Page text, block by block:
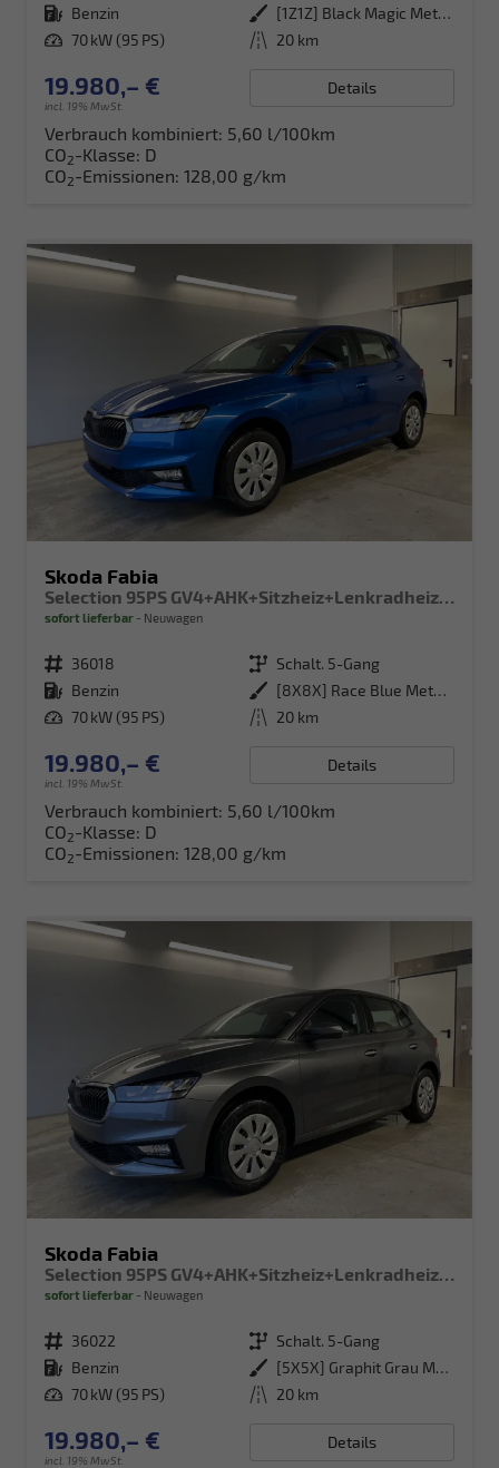
Kraftstoff Benzin Außenfarbe
[1Z1Z] Black Magic Metallic
Leistung 70 kW (95 PS) Kilometerstand 20 km
19.980,– €
incl. 19% MwSt.
Details
Verbrauch kombiniert: 5,60 l/100km
CO2-Klasse: D
CO2-Emissionen: 128,00 g/km
Skoda Fabia
Selection 95PS GV4+AHK+Sitzheiz+Lenkradheiz+Climatronic+Tempomat+PDC
sofort lieferbar Neuwagen
Fahrzeugnr. 36018 Getriebe Schalt. 5-Gang
Kraftstoff Benzin Außenfarbe
[8X8X] Race Blue Metallic
Leistung 70 kW (95 PS) Kilometerstand 20 km
19.980,– €
incl. 19% MwSt.
Details
Verbrauch kombiniert: 5,60 l/100km
CO2-Klasse: D
CO2-Emissionen: 128,00 g/km
Skoda Fabia
sofort lieferbar Neuwagen
Fahrzeugnr. 36022 Getriebe Schalt. 5-Gang
Kraftstoff Benzin Außenfarbe
[5X5X] Graphit Grau Metallic
Leistung 70 kW (95 PS) Kilometerstand 20 km
19.980,– €
incl. 19% MwSt.
Details